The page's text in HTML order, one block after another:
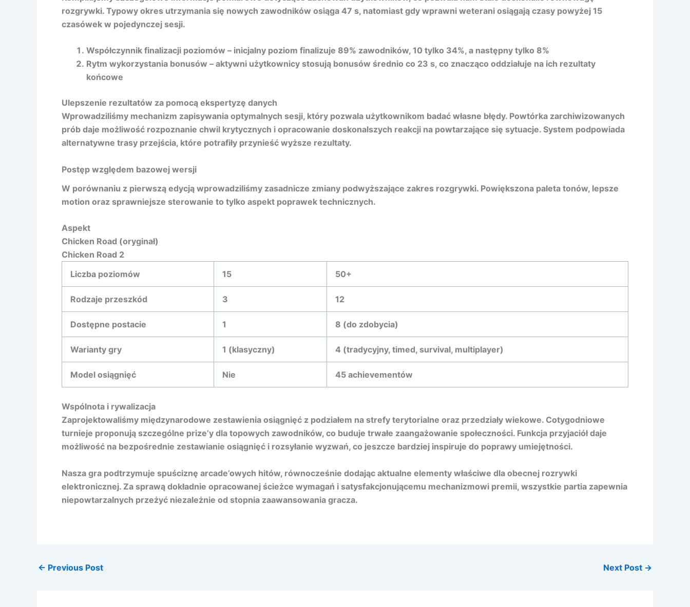
rozgrywki. Typowy okres utrzymania się nowych zawodników osiąga 47 s, natomiast gdy wprawni weterani osiągają czasy powyżej 15
czasówek w pojedynczej sesji.
Współczynnik finalizacji poziomów – inicjalny poziom finalizuje 89% zawodników, 10 tylko 34%, a następny tylko 8%
Rytm wykorzystania bonusów – aktywni użytkownicy stosują bonusów średnio co 23 s, co znacząco oddziałuje na ich rezultaty
końcowe
Ulepszenie rezultatów za pomocą ekspertyzę danych
Wprowadziliśmy mechanizm zapisywania optymalnych sesji, który pozwala użytkownikom badać własne błędy. Powtórka zarchiwizowanych
prób daje możliwość rozpoznanie chwil krytycznych i opracowanie doskonalszych reakcji na powtarzające się sytuacje. System podpowiada
alternatywne trasy przejścia, które potrafiły przynieść wyższe rezultaty.
Postęp względem bazowej wersji
W porównaniu z pierwszą edycją wprowadziliśmy zasadnicze zmiany podwyższające zakres rozgrywki. Powiększona paleta tonów, lepsze
motion oraz sprawniejsze sterowanie to tylko aspekt poprawek technicznych.
Aspekt
Chicken Road (oryginał)
Chicken Road 2
Liczba poziomów
15 50+
Rodzaje przeszkód 3 12
Dostępne postacie 1 8 (do zdobycia)
Warianty gry 1 (klasyczny) 4 (tradycyjny, timed, survival, multiplayer)
Model osiągnięć Nie 45 achievementów
Wspólnota i rywalizacja
Zaprojektowaliśmy międzynarodowe zestawienia osiągnięć z podziałem na strefy terytorialne oraz przedziały wiekowe. Cotygodniowe
turnieje proponują szczególne prize’y dla topowych zawodników, co buduje trwałe zaangażowanie społeczności. Funkcja przyjaciół daje
możliwość na bezpośrednie zestawianie osiągnięć i rozsyłanie wyzwań, co jeszcze bardziej inspiruje do poprawy umiejętności.
Nasza gra podtrzymuje spuściznę arcade’owych hitów, równocześnie dodając aktualne elementy właściwe dla obecnej rozrywki
elektronicznej. Za sprawą dokładnie opracowanej ścieżce wymagań i satysfakcjonującemu mechanizmowi premii, wszystkie partia zapewnia
niepowtarzalnych przeżyć niezależnie od stopnia zaawansowania gracza.
← Previous Post Next Post →